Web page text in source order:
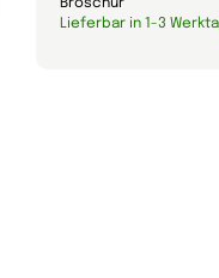
Broschur
Lieferbar in 1-3